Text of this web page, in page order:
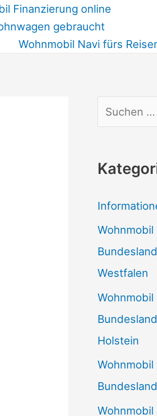
Finanzierung online
gebraucht
Wohnmobil Navi fürs
u
h
n
a
c
h
:
Wohnmobil
Westfalen
Wohnmobil
Holstein
Wohnmobil
Wohnmobil